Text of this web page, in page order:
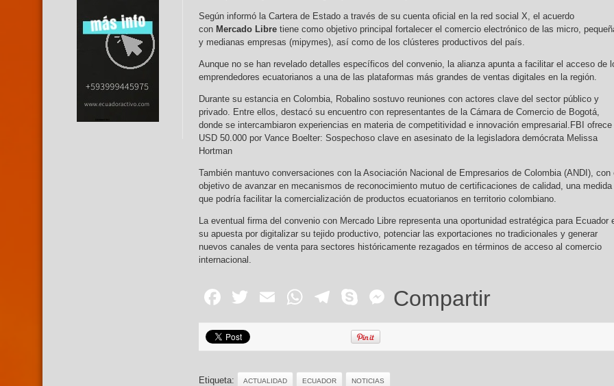
Según informó la Cartera de Estado a través de su cuenta oficial en la red social X, el acuerdo
con Mercado Libre tiene como objetivo principal fortalecer el comercio electrónico de las micro,
y medianas empresas (mipymes), así como de los clústeres productivos del país.
Aunque no se han revelado detalles específicos del convenio, la alianza apunta a facilitar el acceso de
emprendedores ecuatorianos a una de las plataformas más grandes de ventas digitales en la región.
Durante su estancia en Colombia, Robalino sostuvo reuniones con actores clave del sector público y
privado. Entre ellos, destacó su encuentro con representantes de la Cámara de Comercio de Bogotá,
donde se intercambiaron experiencias en materia de competitividad e innovación empresarial.FBI ofrece
USD 50.000 por Vance Boelter: Sospechoso clave en asesinato de la legisladora demócrata Melissa
Hortman
También mantuvo conversaciones con la Asociación Nacional de Empresarios de Colombia (ANDI), con
objetivo de avanzar en mecanismos de reconocimiento mutuo de certificaciones de calidad, una medida
que podría facilitar la comercialización de productos ecuatorianos en territorio colombiano.
La eventual firma del convenio con Mercado Libre representa una oportunidad estratégica para Ecuador
su apuesta por digitalizar su tejido productivo, potenciar las exportaciones no tradicionales y generar
nuevos canales de venta para sectores históricamente rezagados en términos de acceso al comercio
internacional.
Facebook
Twitter
EmailWhatsApp
Telegram
SkypeMessenger
Compartir
Etiqueta: ACTUALIDAD ECUADOR NOTICIAS